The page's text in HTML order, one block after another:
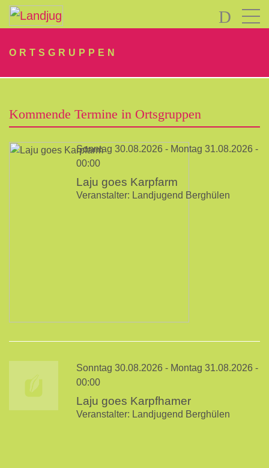
LOGIN
Passwort
ORTSGRUPPEN
Kommende Termine in Ortsgruppen
Sonntag 30.08.2026 - Montag 31.08.2026 -
00:00
Laju goes Karpfarm
Veranstalter: Landjugend Berghülen
Sonntag 30.08.2026 - Montag 31.08.2026 -
00:00
Laju goes Karpfhamer
Veranstalter: Landjugend Berghülen